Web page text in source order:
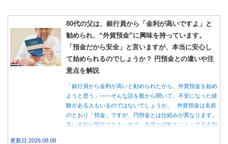
80代の父は、銀行員から「金利が高いですよ」と
勧められ、“外貨預金”に興味を持っています。
「預金だから安全」と言いますが、本当に安心し
て始められるのでしょうか？ 円預金との違いや注
意点を解説
「銀行員から金利が高いと勧められたから、外貨預金を始め
ようと思う」――そんな話を親から聞いて、不安になった経
験がある人もいるのではないでしょうか。 外貨預金は名前
のとおり「預金」ですが、円預金とは仕組みが異なります。
高い金利が期待できる一方で、為替の値動きによって元本割
更新日:2026.08.08